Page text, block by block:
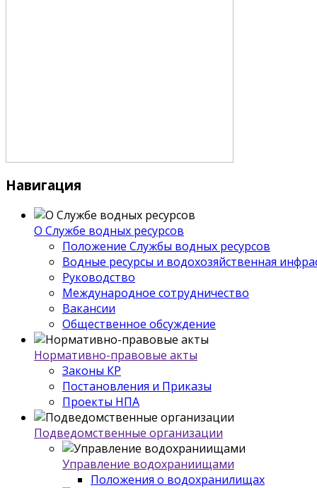
Навигация
О Службе водных ресурсов
Положение Службы водных ресурсов
Водные ресурсы и водохозяйственная
Руководство
Международное сотрудничество
Вакансии
Общественное обсуждение
Нормативно-правовые акты
Законы КР
Постановления и Приказы
Проекты НПА
Подведомственные организации
Управление водохраниищами
Положения о водохранилищах